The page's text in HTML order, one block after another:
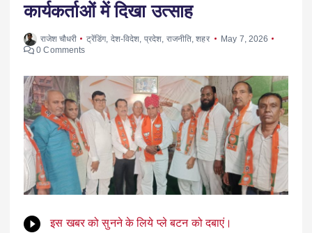
कार्यकर्ताओं में दिखा उत्साह
राजेश चौधरी ट्रेंडिंग, देश-विदेश प्रदेश राजनीति ,शहर
May 7, 2026
0 Comments
इस खबर को सुनने के लिये प्ले बटन को दबाएं।